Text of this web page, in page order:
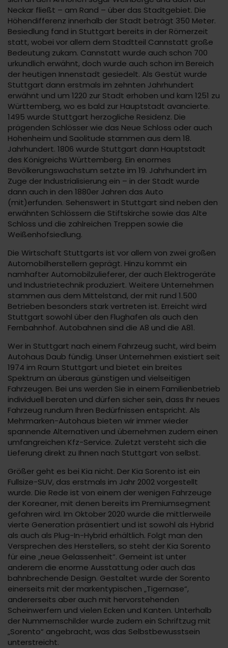
Neckar fließt – am Rand – über das Stadtgebiet. Die
Höhendifferenz innerhalb der Stadt beträgt 350 Meter.
Besiedlung fand in Stuttgart bereits in der Römerzeit
statt, wobei vor allem dem Stadtteil Cannstatt große
Bedeutung zukam. Cannstatt wurde auch schon 700
urkundlich erwähnt, doch wurde auch schon im Bereich
der heutigen Innenstadt gesiedelt. Als Gestüt wurde
Stuttgart dann erstmals im zehnten Jahrhundert
erwähnt und um 1220 zur Stadt erhoben und kam 1251 zu
Württemberg, wo es bald zur Hauptstadt avancierte.
1495 wurde Stuttgart herzogliche Residenz. Die
prägenden Schlösser wie das Neue Schloss oder auch
Hohenheim und Saolitude stammen aus dem 18.
Jahrhundert. 1806 wurde Stuttgart dann Hauptstadt
des Königreichs Württemberg. Ein enormes
Bevölkerungswachstum setzte im 19. Jahrhundert im
Zuge der Industrialisierung ein – in der Stadt wurde
dann auch in den 1880er Jahren das Auto
(mit)erfunden. Sehenswert in Stuttgart sind neben den
erwähnten Schlössern die Stiftskirche sowie das Alte
Schloss und die zahlreichen Treppen sowie die
Weißenhofsiedlung.
Die Wirtschaft Stuttgarts ist vor allem von zwei großen
Automobilherstellern geprägt. Hinzu kommt ein
namhafter Automobilzulieferer, der auch Elektrogeräte
und Industrietechnik produziert. Weitere Unternehmen
stammen aus dem Mittelstand, der mit rund 1.500
Betrieben besonders stark vertreten ist. Erreicht wird
Stuttgart sowohl über den Flughafen als auch den
Fernbahnhof. Autobahnen sind die A8 und die A81.
Wer in Stuttgart nach einem Fahrzeug sucht, wird beim
Autohaus Daub fündig. Unser Unternehmen existiert seit
1974 im Raum Stuttgart und bietet ein breites
Spektrum an überaus günstigen und vielseitigen
Fahrzeugen. Bei uns werden Sie in einem Familienbetrieb
individuell beraten und dürfen sicher sein, dass Ihr neues
Fahrzeug rundum Ihren Bedürfnissen entspricht. Als
Mehrmarken-Autohaus bieten wir immer wieder
spannende Alternativen und übernehmen zudem einen
umfangreichen Kfz-Service. Zuletzt versteht sich die
Lieferung direkt zu Ihnen nach Stuttgart von selbst.
Größer geht es bei Kia nicht. Der Kia Sorento ist ein
Fullsize-SUV, das erstmals im Jahr 2002 vorgestellt
wurde. Die Rede ist von einem der wenigen Fahrzeuge
der Koreaner, mit denen bereits im Premiumsegment
gefahren wird. Im Oktober 2020 wurde die mittlerweile
vierte Generation präsentiert und ist sowohl als Hybrid
als auch als Plug-In-Hybrid erhältlich. Folgt man den
Versprechen des Herstellers, so steht der Kia Sorento
für eine „neue Gelassenheit“. Gemeint ist unter
anderem die enorme Ausstattung oder auch das
bahnbrechende Design. Gestaltet wurde der Sorento
einerseits mit der markentypischen „Tigernase“,
andererseits aber auch mit hervorstehenden
Scheinwerfern und vielen Ecken und Kanten. Unterhalb
der Nummernschilder wurde zudem ein Schriftzug mit
„Sorento“ angebracht, was das Selbstbewusstsein
unterstreicht.